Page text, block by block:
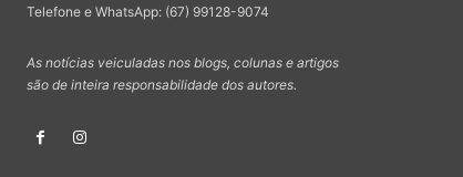
Telefone e WhatsApp: (67) 99128-9074
As notícias veiculadas nos blogs, colunas e artigos
são de inteira responsabilidade dos autores.